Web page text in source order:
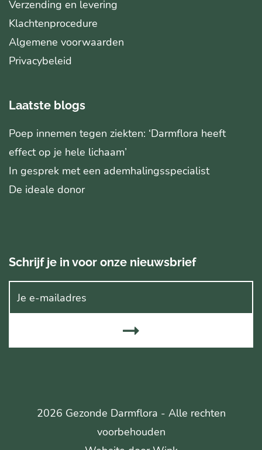
Verzending en levering
Klachtenprocedure
Algemene voorwaarden
Privacybeleid
Laatste blogs
Poep innemen tegen ziekten: ‘Darmflora heeft
effect op je hele lichaam’
In gesprek met een ademhalingsspecialist
De ideale donor
Schrijf je in voor onze nieuwsbrief
2026 Gezonde Darmflora - Alle rechten
voorbehouden